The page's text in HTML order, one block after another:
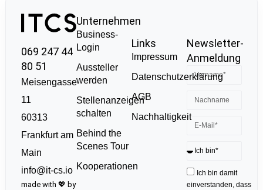
069 247 44
80 51
Meisengasse
11
60313
Frankfurt am
Main
info@it-cs.io
made with 💖 by
Unternehmen
Business-
Login
Aussteller
werden
Stellenanzeigen
schalten
Behind the
Scenes Tour
Kooperationen
Links
Impressum
Datenschutzerklärung
AGB
Nachhaltigkeit
Newsletter-
Anmeldung
Ich bin damit
einverstanden, dass